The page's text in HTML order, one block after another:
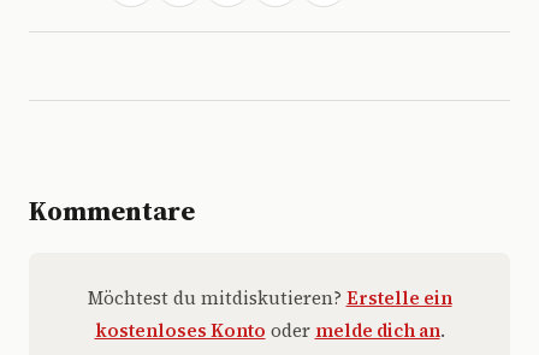
Kommentare
Möchtest du mitdiskutieren? Erstelle ein
kostenloses Konto oder melde dich an.